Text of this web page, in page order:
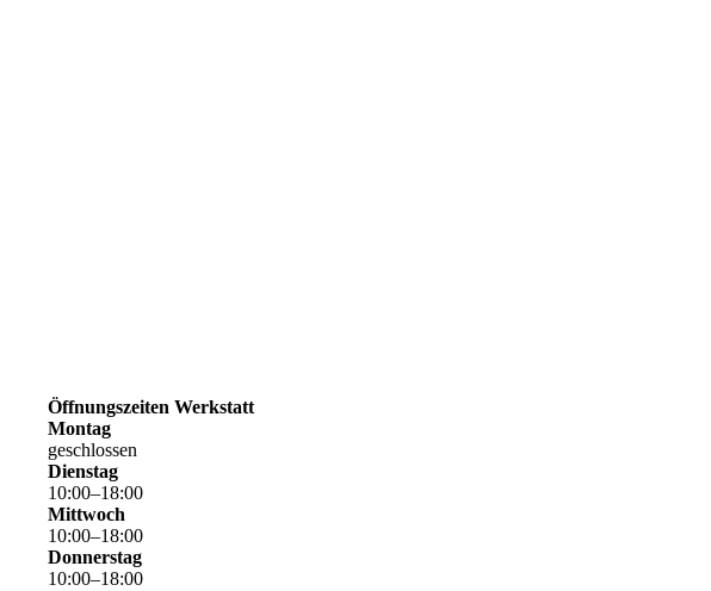
Öffnungszeiten Werkstatt
Montag
geschlossen
Dienstag
10:00–18:00
Mittwoch
10:00–18:00
Donnerstag
10:00–18:00